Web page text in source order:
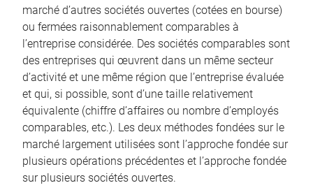
marché d’autres sociétés ouvertes (cotées en bourse)
ou fermées raisonnablement comparables à
l’entreprise considérée. Des sociétés comparables sont
des entreprises qui œuvrent dans un même secteur
d’activité et une même région que l’entreprise évaluée
et qui, si possible, sont d’une taille relativement
équivalente (chiffre d’affaires ou nombre d’employés
comparables, etc.). Les deux méthodes fondées sur le
marché largement utilisées sont l’approche fondée sur
plusieurs opérations précédentes et l’approche fondée
sur plusieurs sociétés ouvertes.